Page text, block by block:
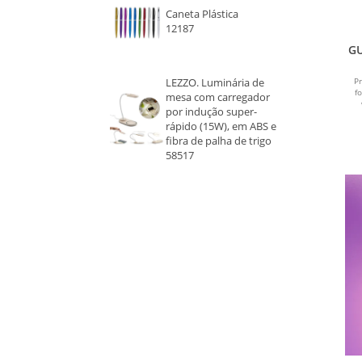
ROXO
ROSA
AZUL ROYAL
Caneta Plástica
12187
LEZZO. Luminária de
mesa com carregador
por indução super-
rápido (15W), em ABS e
fibra de palha de trigo
58517